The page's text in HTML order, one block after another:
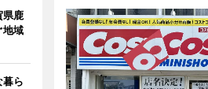
県鹿
地域
暮ら